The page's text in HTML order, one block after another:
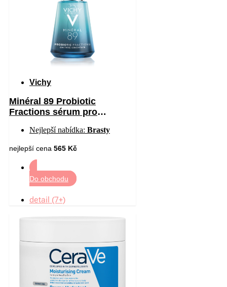
Vichy
Minéral 89 Probiotic
Fractions sérum pro
Nejlepší nabídka: Brasty
nejlepší cena 565 Kč
Do obchodu
detail (7+)